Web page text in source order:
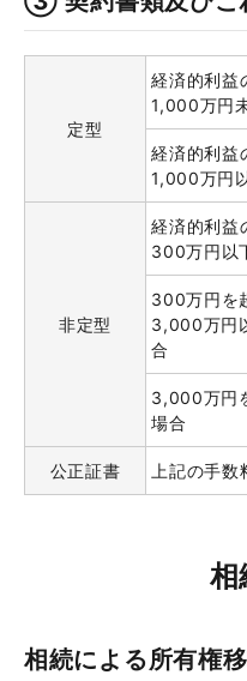
定型
経済的利益
1,000万円
経済的利益
1,000万円
非定型
経済的利益
300万円以
300万円を
3,000万円
合
3,000万円
場合
公正証書 上記の手数
相
相続による所有権